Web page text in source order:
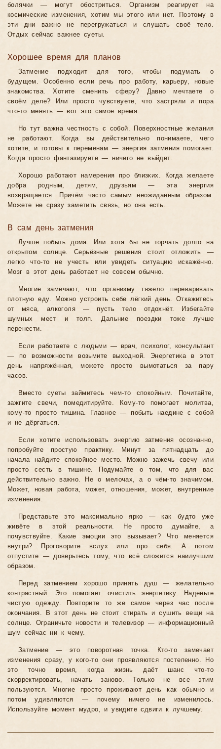
болячки — могут обостриться. Организм реагирует на
космические изменения, хотим мы этого или нет. Поэтому в
эти дни важно не перегружаться и слушать своё тело.
Отдых сейчас важнее суеты.
Хорошее время для планов
Затмение подходит для того, чтобы подумать о
будущем. Особенно если речь про работу, карьеру, новые
знакомства. Хотите сменить сферу? Давно мечтаете о
своём деле? Или просто чувствуете, что застряли и пора
что-то менять — вот это самое время.
Но тут важна честность с собой. Поверхностные желания
не работают. Когда вы действительно понимаете, чего
хотите, и готовы к переменам — энергия затмения помогает.
Когда просто фантазируете — ничего не выйдет.
Хорошо работают намерения про близких. Когда желаете
добра родным, детям, друзьям — эта энергия
возвращается. Причём часто самым неожиданным образом.
Можете не сразу заметить связь, но она есть.
В сам день затмения
Лучше побыть дома. Или хотя бы не торчать долго на
открытом солнце. Серьёзные решения стоит отложить —
легко что-то не учесть или увидеть ситуацию искажённо.
Мозг в этот день работает не совсем обычно.
Многие замечают, что организму тяжело переваривать
плотную еду. Можно устроить себе лёгкий день. Откажитесь
от мяса, алкоголя — пусть тело отдохнёт. Избегайте
шумных мест и толп. Дальние поездки тоже лучше
перенести.
Если работаете с людьми — врач, психолог, консультант
— по возможности возьмите выходной. Энергетика в этот
день напряжённая, можете просто вымотаться за пару
часов.
Вместо суеты займитесь чем-то спокойным. Почитайте,
зажгите свечи, помедитируйте. Кому-то помогает молитва,
кому-то просто тишина. Главное — побыть наедине с собой
и не дёргаться.
Если хотите использовать энергию затмения осознанно,
попробуйте простую практику. Минут за пятнадцать до
начала найдите спокойное место. Можно зажечь свечу или
просто сесть в тишине. Подумайте о том, что для вас
действительно важно. Не о мелочах, а о чём-то значимом.
Может, новая работа, может, отношения, может, внутренние
изменения.
Представьте это максимально ярко — как будто уже
живёте в этой реальности. Не просто думайте, а
почувствуйте. Какие эмоции это вызывает? Что меняется
внутри? Проговорите вслух или про себя. А потом
отпустите — доверьтесь тому, что всё сложится наилучшим
образом.
Перед затмением хорошо принять душ — желательно
контрастный. Это помогает очистить энергетику. Наденьте
чистую одежду. Повторите то же самое через час после
окончания. В этот день не стоит стирать и сушить вещи на
солнце. Ограничьте новости и телевизор — информационный
шум сейчас ни к чему.
Затмение — это поворотная точка. Кто-то замечает
изменения сразу, у кого-то они проявляются постепенно. Но
это точно время, когда жизнь даёт шанс что-то
скорректировать, начать заново. Только не все этим
пользуются. Многие просто проживают день как обычно и
потом удивляются — почему ничего не изменилось.
Используйте момент мудро, и увидите сдвиги к лучшему.